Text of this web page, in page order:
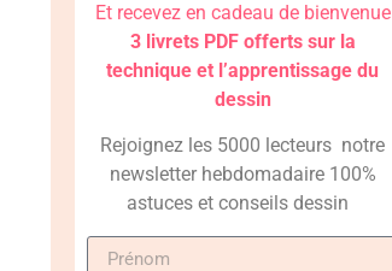
Et recevez en cadeau de bienvenue
3 livrets PDF offerts sur la
technique et l’apprentissage du
dessin
Rejoignez les 5000 lecteurs notre
newsletter hebdomadaire 100%
astuces et conseils dessin